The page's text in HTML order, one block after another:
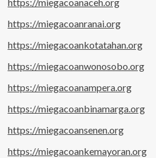
https://miegacoanranai.org
https://miegacoankotatahan.org
https://miegacoanwonosobo.org
https://miegacoanampera.org
https://miegacoanbinamarga.org
https://miegacoansenen.org
https://miegacoankemayoran.org